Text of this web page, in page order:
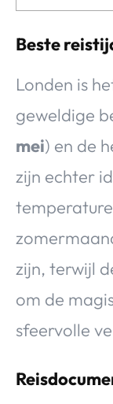
Beste
Londen is
geweldige
mei) en de
zijn echter
zijn, terwijl
om de
sfeervolle